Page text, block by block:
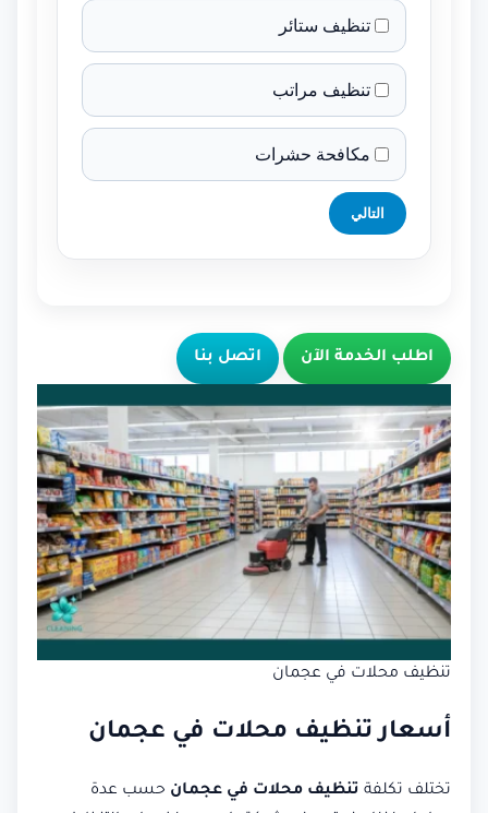
تنظيف ستائر
تنظيف مراتب
مكافحة حشرات
التالي
اطلب الخدمة الآن اتصل بنا
تنظيف محلات في عجمان
أسعار تنظيف محلات في عجمان
تختلف تكلفة تنظيف محلات في عجمان حسب عدة